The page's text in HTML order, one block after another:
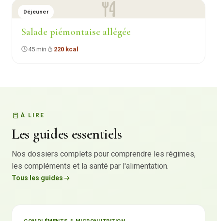
Déjeuner
Salade piémontaise allégée
45 min 220 kcal
À LIRE
Les guides essentiels
Nos dossiers complets pour comprendre les régimes,
les compléments et la santé par l'alimentation.
Tous les guides